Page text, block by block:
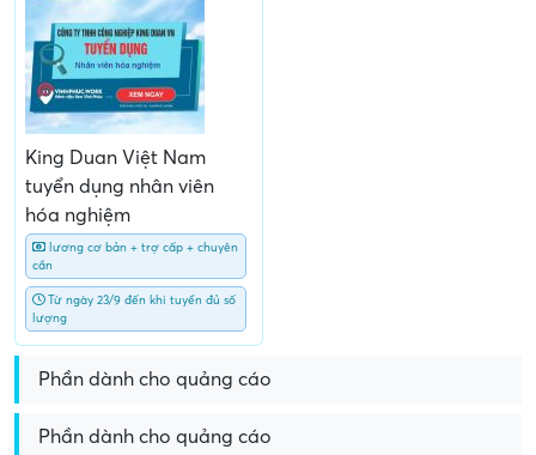
King Duan Việt Nam
tuyển dụng nhân viên
hóa nghiệm
lương cơ bản + trợ cấp + chuyên
cần
Từ ngày 23/9 đến khi tuyển đủ số
lượng
Phần dành cho quảng cáo
Phần dành cho quảng cáo